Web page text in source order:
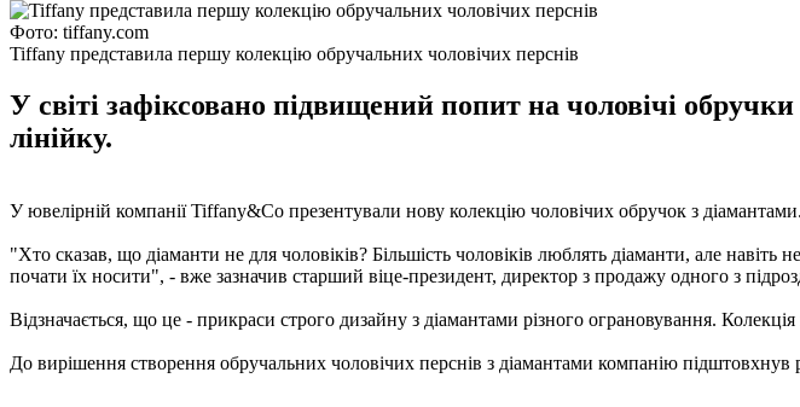
Фото: tiffany.com
Tiffany представила першу колекцію обручальних чоловічих перснів
У світі зафіксовано підвищений попит на чоловічі
лінійку.
У ювелірній компанії Tiffany&Co презентували нову колекцію чоловічих обручок з
"Хто сказав, що діаманти не для чоловіків? Більшість чоловіків люблять діаманти, але
почати їх носити", - вже зазначив старший віце-президент, директор з продажу одного з
Відзначається, що це - прикраси строго дизайну з діамантами різного ограновування.
До вирішення створення обручальних чоловічих перснів з діамантами компанію